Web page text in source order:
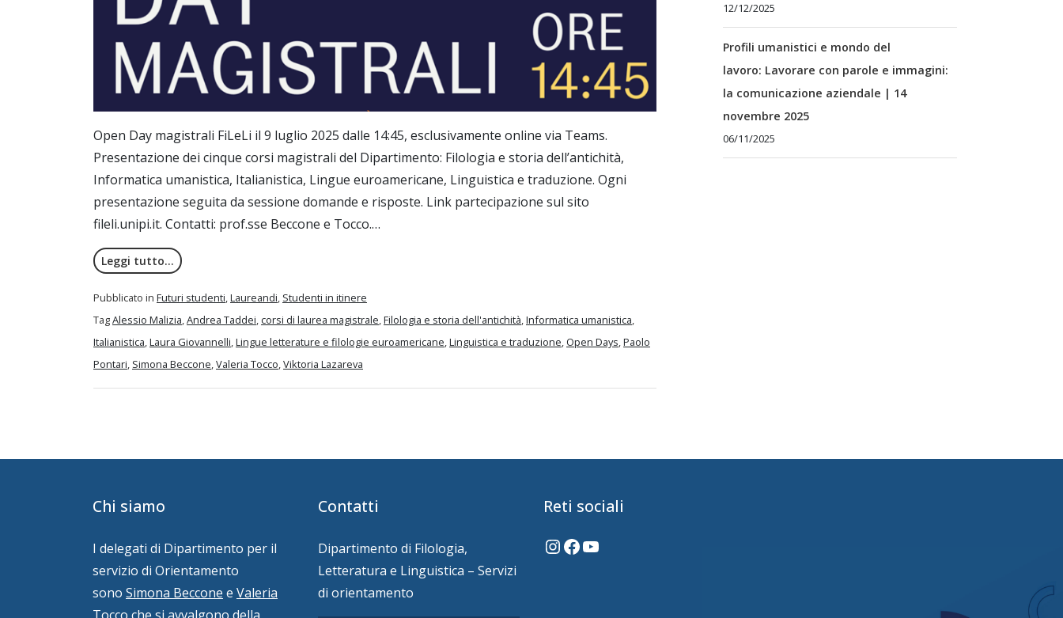
Open Day magistrali FiLeLi il 9 luglio 2025 dalle 14:45, esclusivamente online via Teams.
Presentazione dei cinque corsi magistrali del Dipartimento: Filologia e storia dell’antichità,
Informatica umanistica, Italianistica, Lingue euroamericane, Linguistica e traduzione. Ogni
presentazione seguita da sessione domande e risposte. Link partecipazione sul sito
fileli.unipi.it. Contatti: prof.sse Beccone e Tocco.…
Leggi tutto…
Pubblicato in Futuri studenti,Laureandi, Studenti in itinere
TagAlessio Malizia,Andrea Taddei, corsi di laurea magistrale,Filologia e storia dell'antichità,Informatica umanistica,
Italianistica,Laura Giovannelli,Lingue letterature e filologie euroamericane,Linguistica e traduzione, Open Days,Paolo
Pontari, Simona Beccone,Valeria Tocco,Viktoria Lazareva
12/12/2025
Profili umanistici e mondo del
lavoro: Lavorare con parole e immagini:
la comunicazione aziendale | 14
novembre 2025
06/11/2025
Chi siamo
I delegati di Dipartimento per il
servizio di Orientamento
sono Simona Beccone e Valeria
Contatti
Dipartimento di Filologia,
Letteratura e Linguistica – Servizi
di orientamento
Reti sociali
Instagram
Facebook
YouTube